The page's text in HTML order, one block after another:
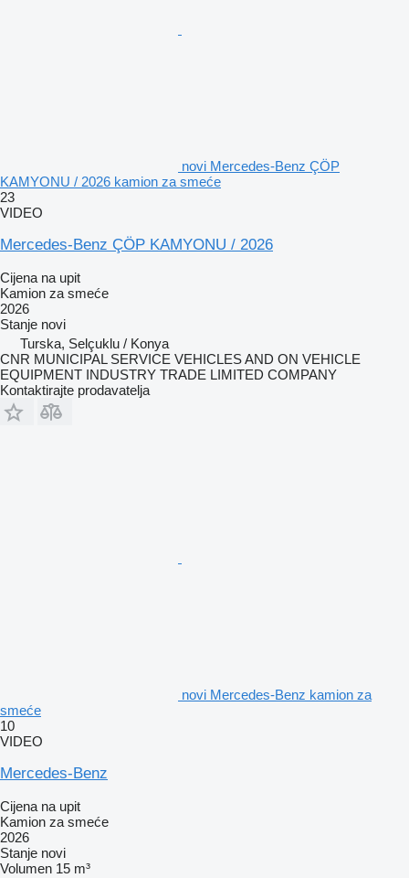
novi Mercedes-Benz ÇÖP
KAMYONU / 2026 kamion za smeće
23
VIDEO
Mercedes-Benz ÇÖP KAMYONU / 2026
Cijena na upit
Kamion za smeće
2026
Stanje novi
Turska, Selçuklu / Konya
CNR MUNICIPAL SERVICE VEHICLES AND ON VEHICLE
EQUIPMENT INDUSTRY TRADE LIMITED COMPANY
Kontaktirajte prodavatelja
novi Mercedes-Benz kamion za
smeće
10
VIDEO
Mercedes-Benz
Cijena na upit
Kamion za smeće
2026
Stanje novi
Volumen 15 m³